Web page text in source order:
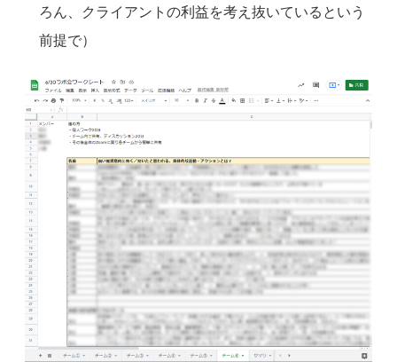
ろん、クライアントの利益を考え抜いているという
前提で）